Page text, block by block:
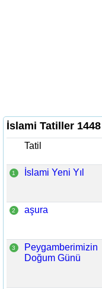
İslami Tatiller
Tatil
1 İslami Yeni Yıl
2 aşura
3
Peygamberimizin
Doğum Günü